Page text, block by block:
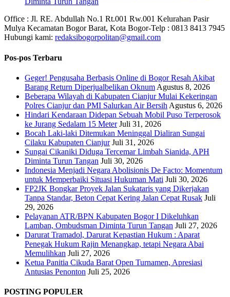
Office : Jl. RE. Abdullah No.1 Rt.001 Rw.001 Kelurahan Pasir
Mulya Kecamatan Bogor Barat, Kota Bogor-Telp : 0813 8413 7945
Hubungi kami: redaksibogorpolitan@gmail.com
Pos-pos Terbaru
Geger! Pengusaha Berbasis Online di Bogor Resah Akibat
Barang Return Diperjualbelikan Oknum Agustus 8, 2026
Beberapa Wilayah di Kabupaten Cianjur Mulai Kekeringan
Polres Cianjur dan PMI Salurkan Air Bersih Agustus 6, 2026
Hindari Kendaraan Didepan Sebuah Mobil Puso Terperosok
ke Jurang Sedalam 15 Meter Juli 31, 2026
Bocah Laki-laki Ditemukan Meninggal Dialiran Sungai
Cilaku Kabupaten Cianjur Juli 31, 2026
Sungai Cikaniki Diduga Tercemar Limbah Sianida, APH
Diminta Turun Tangan Juli 30, 2026
‎Indonesia Menjadi Negara Abolisionis De Facto: Momentum
untuk Memperbaiki Situasi Hukuman Mati Juli 30, 2026
FP2JK Bongkar Proyek Jalan Sukataris yang Dikerjakan
Tanpa Standar, Beton Cepat Kering Jalan Cepat Rusak Juli
29, 2026
Pelayanan ATR/BPN Kabupaten Bogor I Dikeluhkan
Lamban, Ombudsman Diminta Turun Tangan Juli 27, 2026
Darurat Tramadol, Darurat Kepastian Hukum : Aparat
Penegak Hukum Rajin Menangkap, tetapi Negara Abai
Memulihkan Juli 27, 2026
Ketua Panitia Cikuda Barat Open Turnamen, Apresiasi
Antusias Penonton Juli 25, 2026
POSTING POPULER